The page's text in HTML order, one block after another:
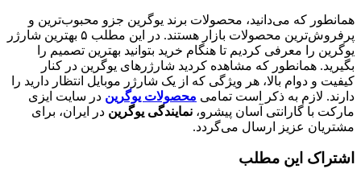
همانطور که می‌دانید، محصولات برند یوگرین جزو محبوب‌ترین و
پرفروش‌ترین محصولات بازار هستند. در این مطلب ۵ بهترین شارژر
یوگرین را معرفی کردیم تا هنگام خرید بتوانید بهترین تصمیم را
بگیرید. همانطور که مشاهده کردید شارژرهای یوگرین در کنار
کیفیت و دوام بالا، هر ویژگی که از یک شارژر موبایل انتظار دارید را
دارند. لازم به ذکر است تمامی محصولات یوگرین در سایت ایزی
مارکت با گارانتی آسان پیشرو، نمایندگی یوگرین در ایران، برای
مشتریان عزیز ارسال می‌گردد.
اشتراک این مطلب